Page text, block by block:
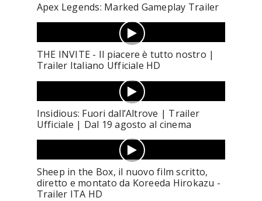
Apex Legends: Marked Gameplay Trailer
THE INVITE - Il piacere è tutto nostro |
Trailer Italiano Ufficiale HD
Insidious: Fuori dall’Altrove | Trailer
Ufficiale | Dal 19 agosto al cinema
Sheep in the Box, il nuovo film scritto,
diretto e montato da Koreeda Hirokazu -
Trailer ITA HD